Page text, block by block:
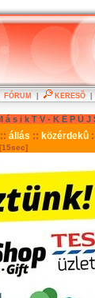
FÓRUM KERESÕ
á s i k T V - K É P Ú J